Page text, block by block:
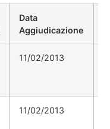
Data
Aggiudicazione
11/02/2013
11/02/2013